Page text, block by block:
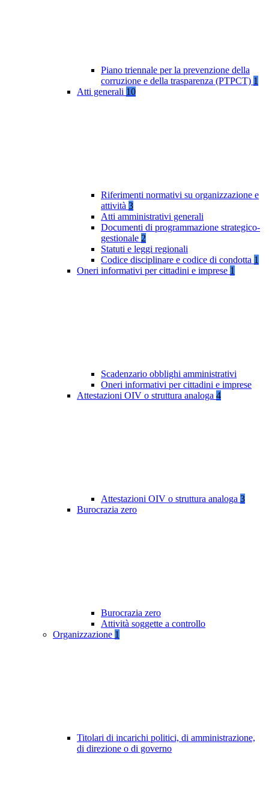
Piano triennale per la prevenzione della
corruzione e della trasparenza (PTPCT) 1
Atti generali 10
Riferimenti normativi su organizzazione e
attività 3
Atti amministrativi generali
Documenti di programmazione strategico-
gestionale 2
Statuti e leggi regionali
Codice disciplinare e codice di condotta 1
Oneri informativi per cittadini e imprese 1
Scadenzario obblighi amministrativi
Oneri informativi per cittadini e imprese
Attestazioni OIV o struttura analoga 4
Attestazioni OIV o struttura analoga 3
Burocrazia zero
Burocrazia zero
Attività soggette a controllo
Organizzazione 1
Titolari di incarichi politici, di amministrazione,
di direzione o di governo